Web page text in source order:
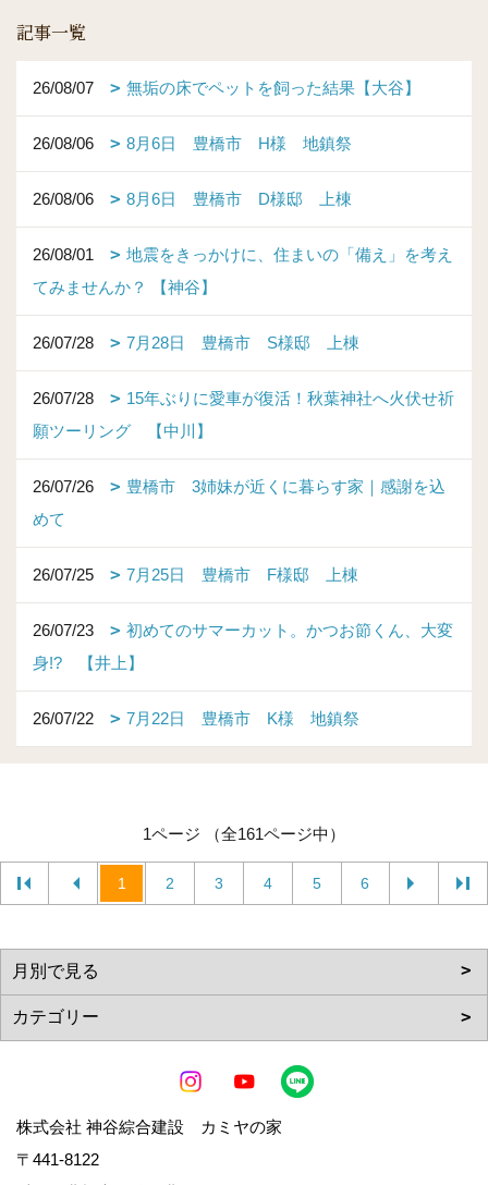
記事一覧
26/08/07 無垢の床でペットを飼った結果【大谷】
26/08/06 8月6日 豊橋市 H様 地鎮祭
26/08/06 8月6日 豊橋市 D様邸 上棟
26/08/01
地震をきっかけに、住まいの「備え」を考え
てみませんか？ 【神谷】
26/07/28 7月28日 豊橋市 S様邸 上棟
26/07/28
15年ぶりに愛車が復活！秋葉神社へ火伏せ祈
願ツーリング 【中川】
26/07/26
豊橋市 3姉妹が近くに暮らす家｜感謝を込
めて
26/07/25 7月25日 豊橋市 F様邸 上棟
26/07/23
初めてのサマーカット。かつお節くん、大変
身!? 【井上】
26/07/22 7月22日 豊橋市 K様 地鎮祭
1ページ （全161ページ中）
1 2 3 4 5 6
株式会社 神谷綜合建設 カミヤの家
〒441-8122